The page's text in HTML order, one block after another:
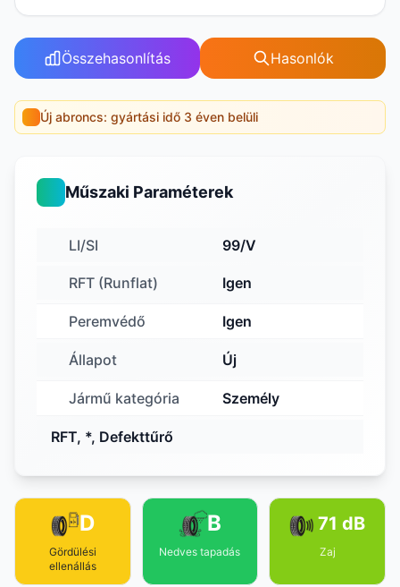
Összehasonlítás Hasonlók
Új abroncs: gyártási idő 3 éven belüli
Műszaki Paraméterek
LI/SI 99/V
RFT (Runflat) Igen
Peremvédő Igen
Állapot Új
Jármű kategória Személy
RFT, *, Defekttűrő
D
Gördülési
ellenállás
B
Nedves tapadás
71 dB
Zaj